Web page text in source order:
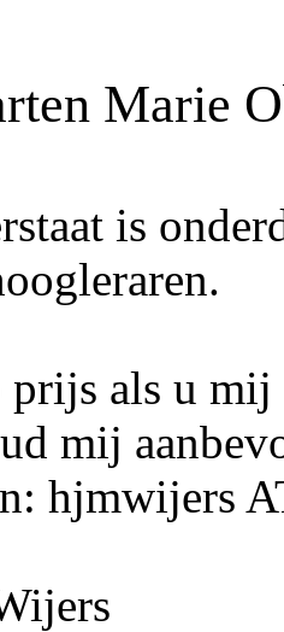
Marie
is
als u mij
mij
hjmwijers